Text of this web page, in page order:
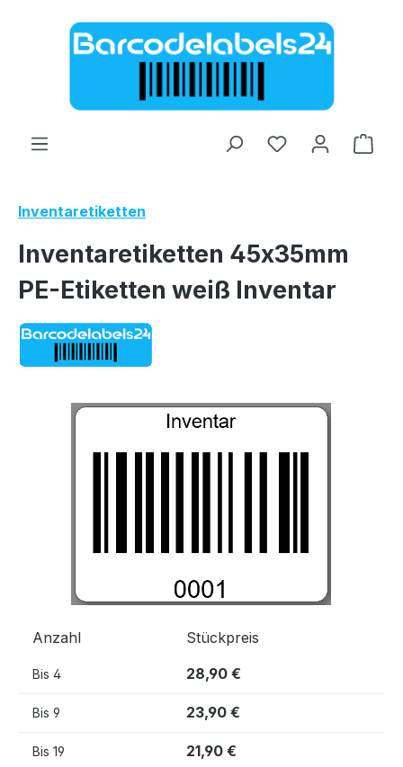
Zum Hauptinhalt springen
Inventaretiketten
Inventaretiketten 45x35mm
PE-Etiketten weiß Inventar
Bildergalerie überspringen
Anzahl Stückpreis
Bis 4 28,90 €
Bis 9 23,90 €
Bis 19 21,90 €